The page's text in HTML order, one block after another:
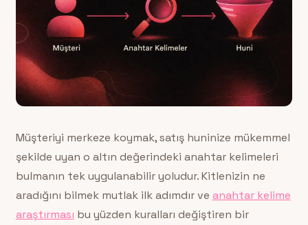
Müşteriyi merkeze koymak, satış huninize mükemmel
şekilde uyan o altın değerindeki anahtar kelimeleri
bulmanın tek uygulanabilir yoludur. Kitlenizin ne
aradığını bilmek mutlak ilk adımdır ve anahtar kelime
araştırması bu yüzden kuralları değiştiren bir